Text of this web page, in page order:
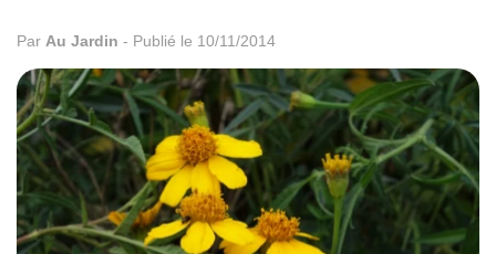
Par Au Jardin - Publié le 10/11/2014